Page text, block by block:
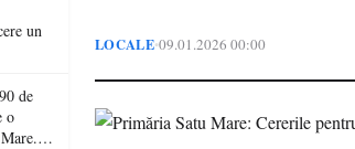
un
de
o
O
LOCALE•09.01.2026 00:00